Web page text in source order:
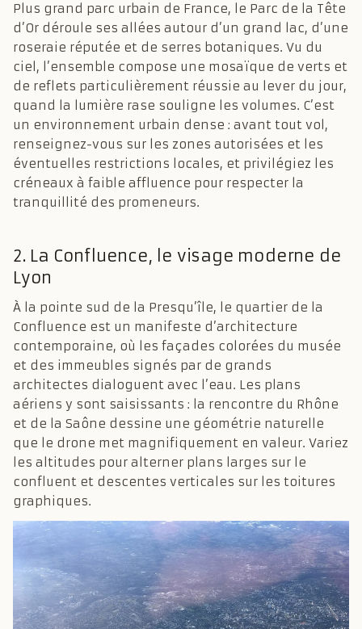
Plus grand parc urbain de France, le Parc de la Tête
d’Or déroule ses allées autour d’un grand lac, d’une
roseraie réputée et de serres botaniques. Vu du
ciel, l’ensemble compose une mosaïque de verts et
de reflets particulièrement réussie au lever du jour,
quand la lumière rase souligne les volumes. C’est
un environnement urbain dense : avant tout vol,
renseignez-vous sur les zones autorisées et les
éventuelles restrictions locales, et privilégiez les
créneaux à faible affluence pour respecter la
tranquillité des promeneurs.
2. La Confluence, le visage moderne de
Lyon
À la pointe sud de la Presqu’île, le quartier de la
Confluence est un manifeste d’architecture
contemporaine, où les façades colorées du musée
et des immeubles signés par de grands
architectes dialoguent avec l’eau. Les plans
aériens y sont saisissants : la rencontre du Rhône
et de la Saône dessine une géométrie naturelle
que le drone met magnifiquement en valeur. Variez
les altitudes pour alterner plans larges sur le
confluent et descentes verticales sur les toitures
graphiques.